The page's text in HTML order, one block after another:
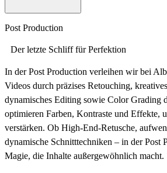
Post Production
Der letzte Schliff für Perfektion
In der Post Production verleihen wir bei
Videos durch präzises Retouching,
dynamisches Editing sowie Color Grading
optimieren Farben, Kontraste und Effekte,
verstärken. Ob High-End-Retusche,
dynamische Schnitttechniken – in der Post
Magie, die Inhalte außergewöhnlich macht.